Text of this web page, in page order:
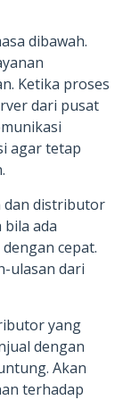
dibawah.
Ketika proses
dari pusat
agar tetap
dan distributor
ada
cepat.
ulasan dari
yang
dengan
Akan
terhadap